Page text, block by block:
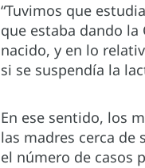
“Tuvimos que
que estaba dando la
nacido, y en lo
si se suspendía la
En ese sentido, los
las madres cerca
el número de casos